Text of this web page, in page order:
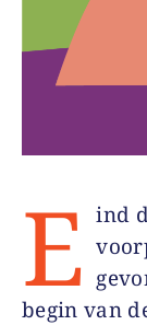
E ind
begin van